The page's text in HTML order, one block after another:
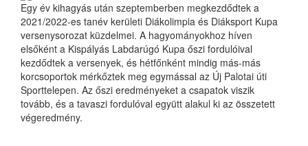
Egy év kihagyás után szeptemberben megkezdődtek a
2021/2022-es tanév kerületi Diákolimpia és Diáksport Kupa
versenysorozat küzdelmei. A hagyományokhoz híven
elsőként a Kispályás Labdarúgó Kupa őszi fordulóival
kezdődtek a versenyek, és hétfőnként mindig más-más
korcsoportok mérkőztek meg egymással az Új Palotai úti
Sporttelepen. Az őszi eredményeket a csapatok viszik
tovább, és a tavaszi fordulóval együtt alakul ki az összetett
végeredmény.